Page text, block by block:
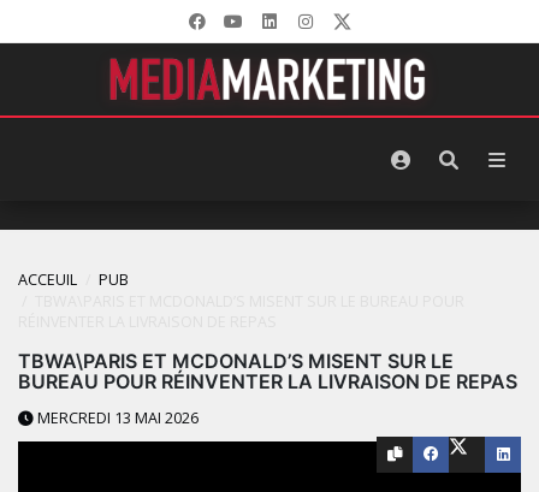
ACCEUIL
PUB
TBWA\PARIS ET MCDONALD’S MISENT SUR LE
BUREAU POUR RÉINVENTER LA LIVRAISON DE REPAS
MERCREDI 13 MAI 2026